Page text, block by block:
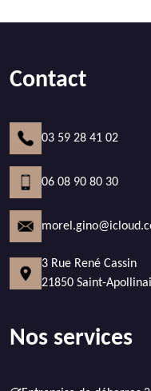
Contact
03 59 28 41 02
06 08 90 80 30
3 Rue René Cassin
21850 Saint-
Nos services